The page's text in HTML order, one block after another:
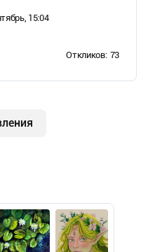
15:04
Откликов: 73